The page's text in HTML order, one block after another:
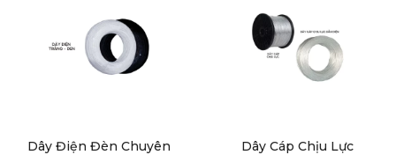
Dây Điện Đèn Chuyên
Dây Cáp Chịu Lực